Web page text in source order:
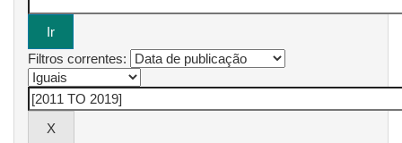
Filtros correntes: